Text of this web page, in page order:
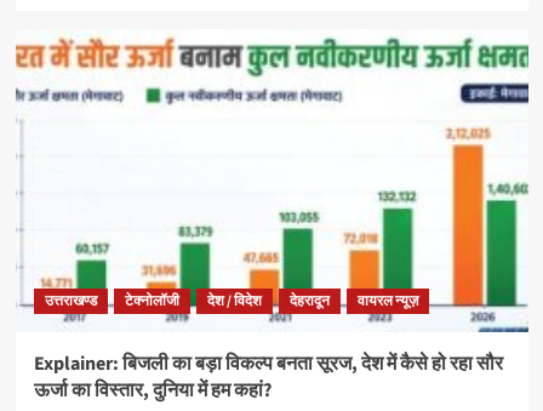
उत्तराखण्ड टेक्नोलॉजी देश / विदेश देहरादून वायरल न्यूज़
Explainer: बिजली का बड़ा विकल्प बनता सूरज, देश में कैसे हो रहा सौर
ऊर्जा का विस्तार, दुनिया में हम कहां?